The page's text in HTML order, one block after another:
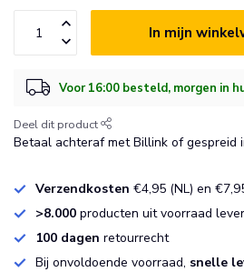
In mijn
Voor 16:00 besteld, morgen in
Deel dit product
Betaal achteraf met Billink of gespreid
Verzendkosten €4,95 (NL) en
>8.000 producten uit voorraad
100 dagen retourrecht
Bij onvoldoende voorraad, snelle